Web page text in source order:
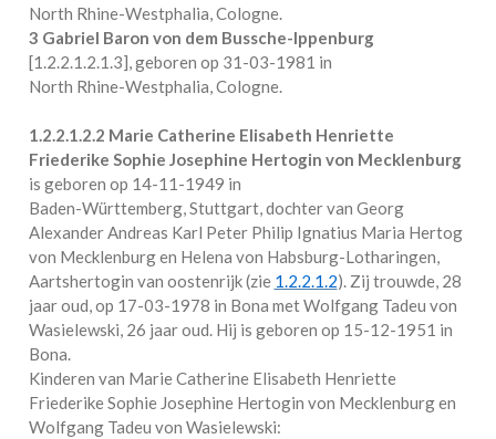
North Rhine-Westphalia, Cologne.
3 Gabriel Baron von dem Bussche-Ippenburg
[1.2.2.1.2.1.3], geboren op 31-03-1981 in
North Rhine-Westphalia, Cologne.
1.2.2.1.2.2 Marie Catherine Elisabeth Henriette
Friederike Sophie Josephine Hertogin von Mecklenburg
is geboren op 14-11-1949 in
Baden-Württemberg, Stuttgart, dochter van Georg
Alexander Andreas Karl Peter Philip Ignatius Maria Hertog
von Mecklenburg en Helena von Habsburg-Lotharingen,
Aartshertogin van oostenrijk (zie 1.2.2.1.2). Zij trouwde, 28
jaar oud, op 17-03-1978 in Bona metWolfgang Tadeu von
Wasielewski, 26 jaar oud. Hij is geboren op 15-12-1951 in
Bona.
Kinderen van Marie Catherine Elisabeth Henriette
Friederike Sophie Josephine Hertogin von Mecklenburg en
Wolfgang Tadeu von Wasielewski: